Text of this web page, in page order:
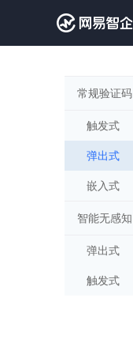
常规验证码
触发式
弹出式
嵌入式
智能无感知
弹出式
触发式